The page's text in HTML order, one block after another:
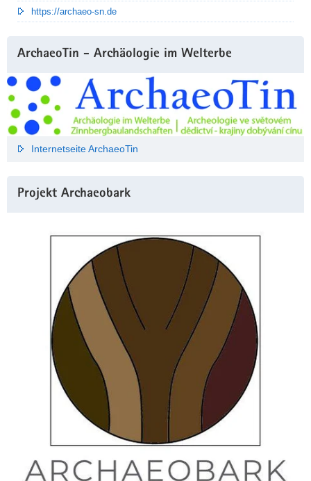
https://archaeo-sn.de
ArchaeoTin - Archäologie im Welterbe
Internetseite ArchaeoTin
Projekt Archaeobark